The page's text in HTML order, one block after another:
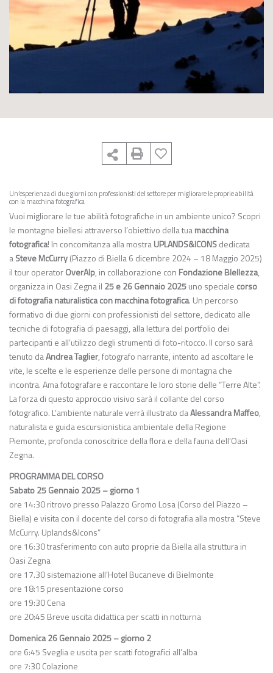
Un’esperienza di due giorni con professionisti del settore per migliorare le proprie abilità
con la macchina fotografica
Vuoi migliorare le tue abilità fotografiche in un ambiente unico? Scopri
le montagne biellesi attraverso l’obiettivo della tuamacchina
fotografica! In concomitanza alla mostraUPLANDS&ICONSdedicata
aSteve McCurry(Piazzo di Biella 6 dicembre 2024 – 18 Maggio 2025)
il tour operatorOverAlp, in collaborazione con Fondazione BIellezza,
organizza in Oasi Zegna il 25 e 26 Gennaio 2025uno speciale corso
di fotografia naturalisticacon macchina fotografica. Un percorso
formativo di due giorni con professionisti del settore, dedicato alle
tecniche di fotografia di paesaggi, alla lettura del portfolio dei
partecipanti e all’utilizzo degli strumenti di foto-ritocco. Il corso sarà
tenuto daAndrea Taglier, fotografo narrante, intento ad ascoltare le
vite, le scelte e le esperienze delle persone di montagna che
incontra. Ama fotografare e raccontare le loro storie delle “Terre Alte”.
La forza di questo approccio visivo sarà il collante del corso
fotografico. L’ambiente naturale verrà illustrato daAlessandra Maffeo,
naturalista e guida escursionistica ambientale della Regione
Piemonte, profonda conoscitrice della flora e della fauna dell’Oasi
Zegna.
PROGRAMMA DEL CORSO
Sabato 25 Gennaio 2025 – giorno 1
ore 14:30 ritrovo presso Palazzo Gromo Losa (Corso del Piazzo –
Biella) e visita con il docente del corso di fotografia alla mostra “Steve
McCurry. Uplands&Icons”
ore 16:30 trasferimento con auto proprie da Biella alla struttura in
Oasi Zegna
ore 17.30 sistemazione all’Hotel Bucaneve di Bielmonte
ore 18:15 presentazione corso
ore 19:30 Cena
ore 20:45 Breve uscita didattica per scatti in notturna
Domenica 26 Gennaio 2025 – giorno 2
ore 6:45 Sveglia e uscita per scatti fotografici all’alba
ore 7:30 Colazione